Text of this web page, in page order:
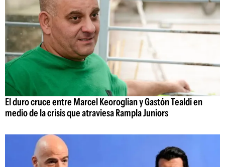
El duro cruce entre Marcel Keoroglian y Gastón Tealdi en
medio de la crisis que atraviesa Rampla Juniors